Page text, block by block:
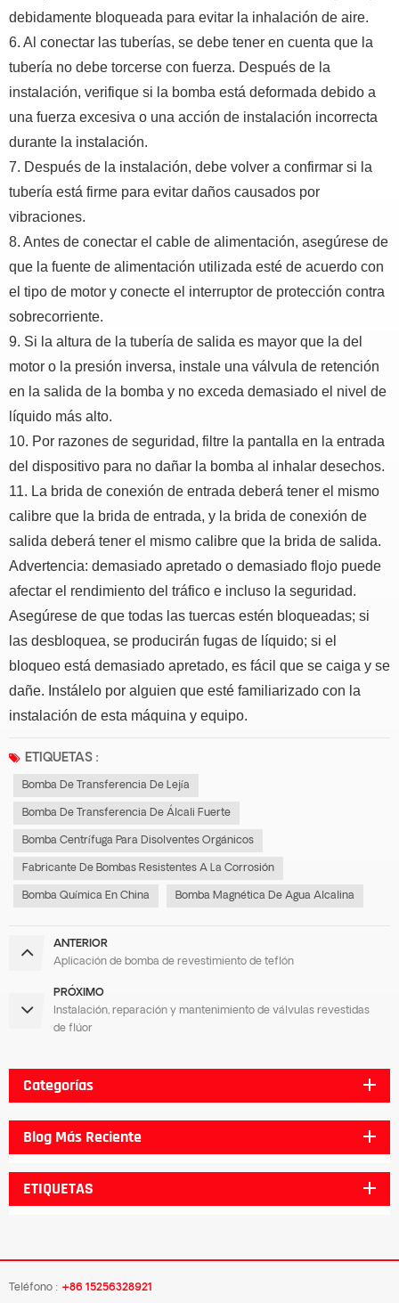
debidamente bloqueada para evitar la inhalación de aire.
6. Al conectar las tuberías, se debe tener en cuenta que la
tubería no debe torcerse con fuerza. Después de la
instalación, verifique si la bomba está deformada debido a
una fuerza excesiva o una acción de instalación incorrecta
durante la instalación.
7. Después de la instalación, debe volver a confirmar si la
tubería está firme para evitar daños causados por
vibraciones.
8. Antes de conectar el cable de alimentación, asegúrese de
que la fuente de alimentación utilizada esté de acuerdo con
el tipo de motor y conecte el interruptor de protección contra
sobrecorriente.
9. Si la altura de la tubería de salida es mayor que la del
motor o la presión inversa, instale una válvula de retención
en la salida de la bomba y no exceda demasiado el nivel de
líquido más alto.
10. Por razones de seguridad, filtre la pantalla en la entrada
del dispositivo para no dañar la bomba al inhalar desechos.
11. La brida de conexión de entrada deberá tener el mismo
calibre que la brida de entrada, y la brida de conexión de
salida deberá tener el mismo calibre que la brida de salida.
Advertencia: demasiado apretado o demasiado flojo puede
afectar el rendimiento del tráfico e incluso la seguridad.
Asegúrese de que todas las tuercas estén bloqueadas; si
las desbloquea, se producirán fugas de líquido; si el
bloqueo está demasiado apretado, es fácil que se caiga y se
dañe. Instálelo por alguien que esté familiarizado con la
instalación de esta máquina y equipo.
ETIQUETAS :
Bomba De Transferencia De Lejía
Bomba De Transferencia De Álcali Fuerte
Bomba Centrífuga Para Disolventes Orgánicos
Fabricante De Bombas Resistentes A La Corrosión
Bomba Química En China Bomba Magnética De Agua Alcalina
ANTERIOR
Aplicación de bomba de revestimiento de teflón
PRÓXIMO
Instalación, reparación y mantenimiento de válvulas revestidas
de flúor
Categorías
Blog Más Reciente
ETIQUETAS
Teléfono : +86 15256328921